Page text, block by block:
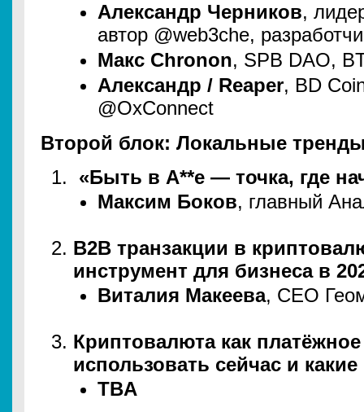
Александр Черников,
автор @web3che,
Макс Chronon, SPB DAO,
Александр / Reaper, BD
@OxConnect
Второй блок: Локальные
«Быть в А**е — точка, где
Максим Боков, главный
B2B транзакции в
инструмент для бизнеса в
Виталия Макеева, CEO
Криптовалюта как
использовать сейчас и
TBA